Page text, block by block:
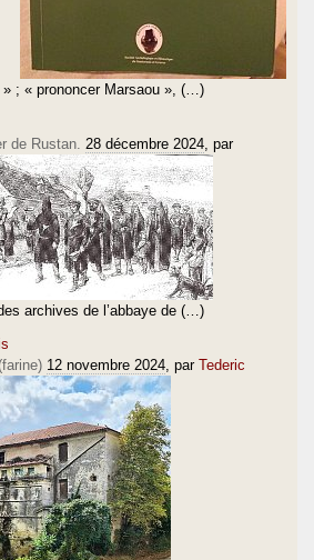
; « prononcer Marsaou », (…)
de Rustan. 28 décembre 2024 , par
archives de l’abbaye de (…)
12 novembre 2024 , par Tederic